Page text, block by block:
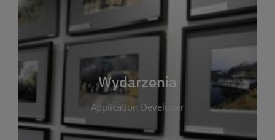
Wydarzenia
Application Developer
W tej zakładce publikujemy informacje o
wszystkich wydarzeniach organizowanych przez
bibliotekę. Znajdziesz tu zapowiedzi spotkań
autorskich, warsztatów, prelekcji i zajęć
tematycznych dla różnych grup wiekowych. Każde
wydarzenie ma na celu promowanie kultury
czytelniczej oraz integrację społeczności lokalnej.
Dzięki kalendarzowi wydarzeń możesz łatwo